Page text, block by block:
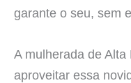
garante o seu, sem
A mulherada de
aproveitar essa